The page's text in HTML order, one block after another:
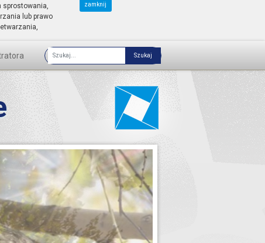
sprostowania,
lub prawo
zamknij
Fraza